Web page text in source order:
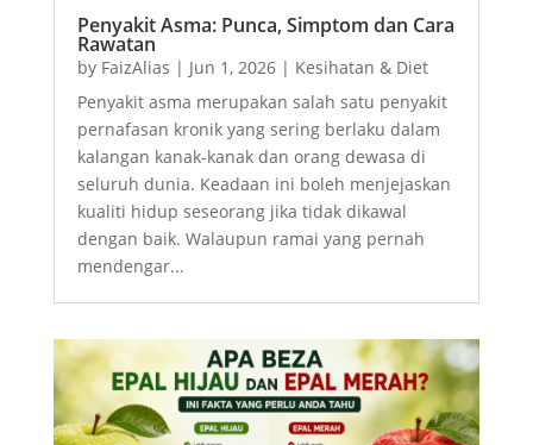
Penyakit Asma: Punca, Simptom dan Cara
Rawatan
by FaizAlias | Jun 1, 2026| Kesihatan & Diet
Penyakit asma merupakan salah satu penyakit
pernafasan kronik yang sering berlaku dalam
kalangan kanak-kanak dan orang dewasa di
seluruh dunia. Keadaan ini boleh menjejaskan
kualiti hidup seseorang jika tidak dikawal
dengan baik. Walaupun ramai yang pernah
mendengar...